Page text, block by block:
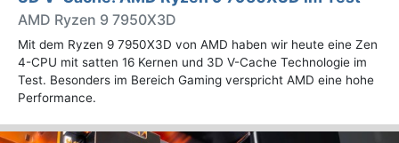
AMD Ryzen 9 7950X3D
Mit dem Ryzen 9 7950X3D von AMD haben wir heute eine Zen
4-CPU mit satten 16 Kernen und 3D V-Cache Technologie im
Test. Besonders im Bereich Gaming verspricht AMD eine hohe
Performance.